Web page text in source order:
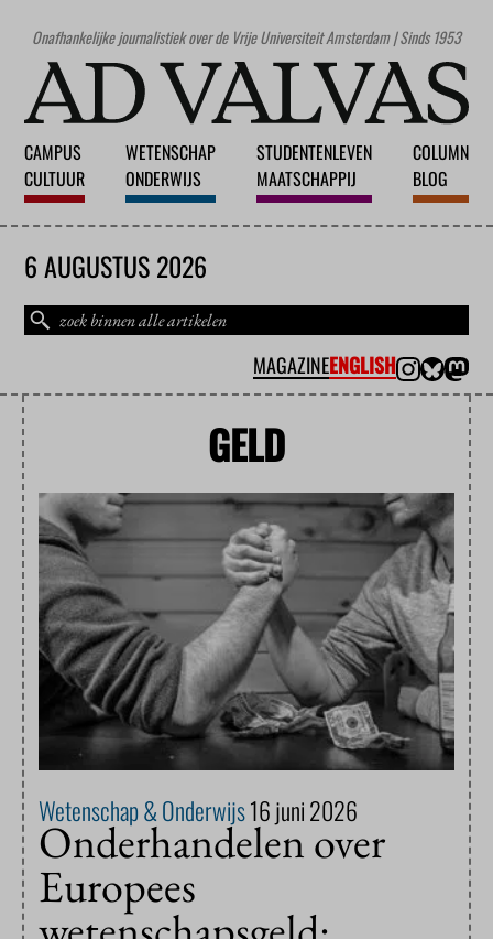
Onafhankelijke journalistiek over de Vrije Universiteit Amsterdam | Sinds 1953
CAMPUS
CULTUUR
WETENSCHAP
ONDERWIJS
STUDENTENLEVEN
MAATSCHAPPIJ
COLUMN
BLOG
6 AUGUSTUS 2026
MAGAZINEENGLISH
GELD
Wetenschap & Onderwijs16 juni 2026
Onderhandelen over
Europees